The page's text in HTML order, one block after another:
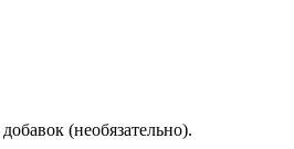
(необязательно).